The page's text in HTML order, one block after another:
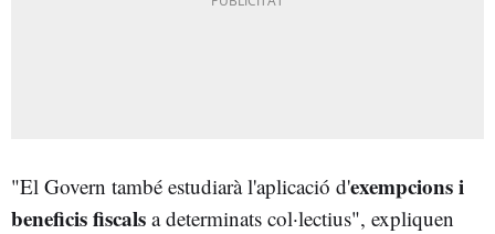
"El Govern també estudiarà l'aplicació d'exempcions i
beneficis fiscals a determinats col·lectius", expliquen